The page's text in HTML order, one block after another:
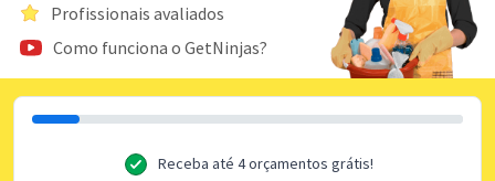
Profissionais avaliados
Como funciona o GetNinjas?
Receba até 4 orçamentos grátis!